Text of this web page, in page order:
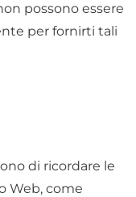
possono essere
per fornirti tali
di ricordare le
Web, come